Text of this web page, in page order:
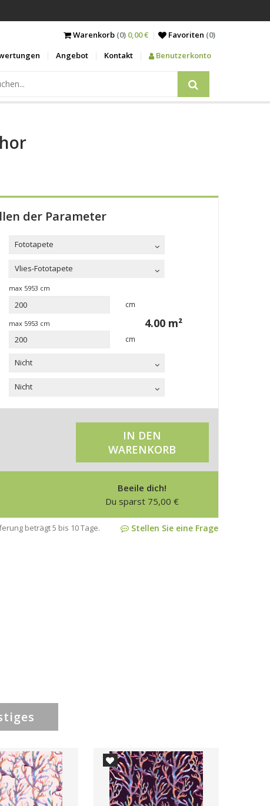
Warenkorb(0) 0,00 € Favoriten (0)
Angebot Kontakt Benutzerkonto
der Parameter
Fototapete
Vlies-Fototapete
max 5953 cm
cm
max 5953 cm
cm
4.00 m²
Nicht
Nicht
IN DEN
WARENKORB
Beeile dich!
Du sparst 75,00 €
beträgt 5 bis 10 Tage. Stellen Sie eine Frage